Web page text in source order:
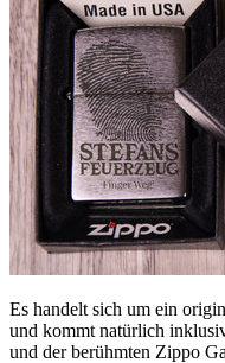
Es handelt sich um ein
und kommt natürlich
und der berühmten Zippo